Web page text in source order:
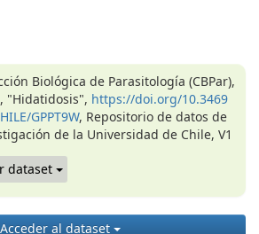
Biológica de Parasitología (CBPar),
"Hidatidosis", https://doi.org/10.3469
GPPT9W, Repositorio de datos de
de la Universidad de Chile, V1
dataset
Acceder al dataset